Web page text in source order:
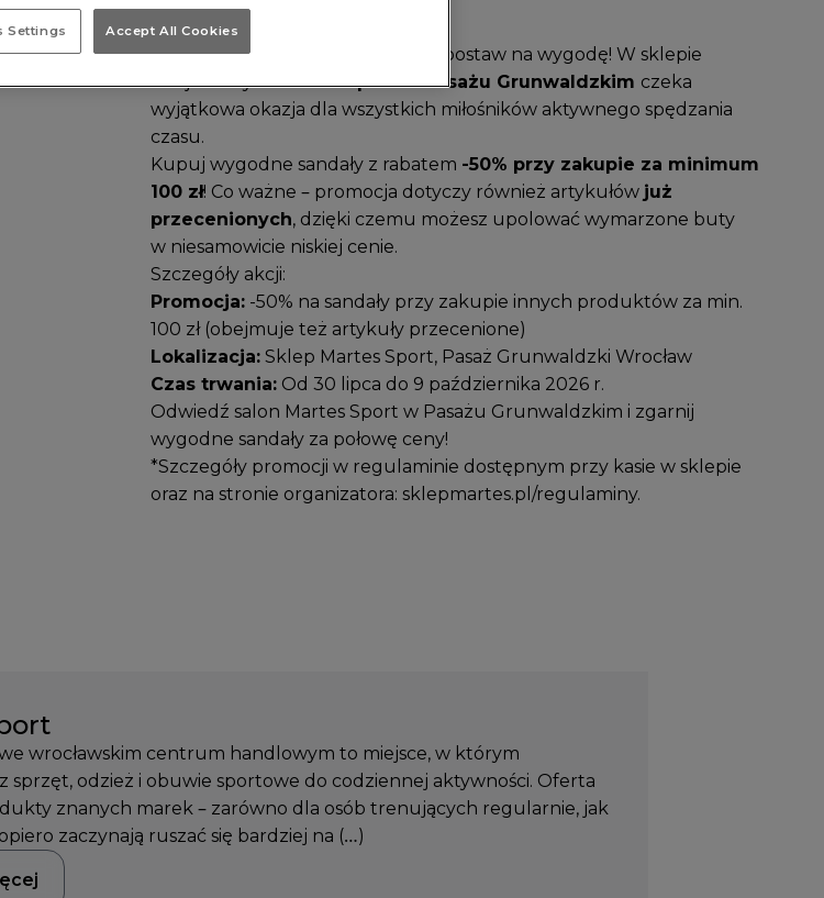
Odśwież swoją letnią garderobę i postaw na wygodę! W sklepie
stacjonarnymMartes Sport w Pasażu Grunwaldzkim czeka
wyjątkowa okazja dla wszystkich miłośników aktywnego spędzania
czasu.
Kupuj wygodne sandały z rabatem -50% przy zakupie za minimum
100 zł! Co ważne – promocja dotyczy również artykułów już
przecenionych, dzięki czemu możesz upolować wymarzone buty
w niesamowicie niskiej cenie.
Szczegóły akcji:
Promocja: -50% na sandały przy zakupie innych produktów za min.
100 zł (obejmuje też artykuły przecenione)
Lokalizacja: Sklep Martes Sport, Pasaż Grunwaldzki Wrocław
Czas trwania: Od 30 lipca do 9 października 2026 r.
Odwiedź salon Martes Sport w Pasażu Grunwaldzkim i zgarnij
wygodne sandały za połowę ceny!
*Szczegóły promocji w regulaminie dostępnym przy kasie w sklepie
oraz na stronie organizatora: sklepmartes.pl/regulaminy.
wrocławskim centrum handlowym to miejsce, w którym
sprzęt, odzież i obuwie sportowe do codziennej aktywności. Oferta
znanych marek – zarówno dla osób trenujących regularnie, jak
zaczynają ruszać się bardziej na (…)
Settings Accept All Cookies